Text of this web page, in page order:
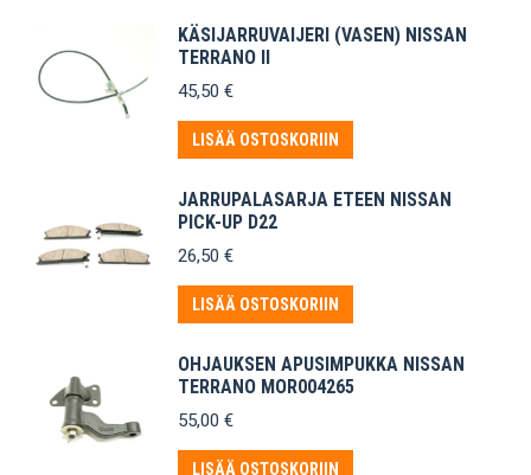
KÄSIJARRUVAIJERI (VASEN) NISSAN
TERRANO II
45,50 €
LISÄÄ OSTOSKORIIN
JARRUPALASARJA ETEEN NISSAN
PICK-UP D22
26,50 €
LISÄÄ OSTOSKORIIN
OHJAUKSEN APUSIMPUKKA NISSAN
TERRANO MOR004265
55,00 €
LISÄÄ OSTOSKORIIN